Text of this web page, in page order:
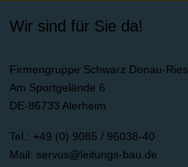
Wir sind für Sie da!
Firmengruppe Schwarz Donau-Ries
Am Sportgelände 6
DE-86733 Alerheim
Tel.: +49 (0) 9085 / 96038-40
Mail: servus@leitungs-bau.de